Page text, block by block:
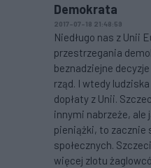
Demokrata
2017-07-18 21:48:59
Niedługo nas z Unii
przestrzegania
beznadziejne
rząd. I wtedy
dopłaty z Unii.
innymi nabrzeże, ale
pieniążki, to zacznie
społecznych.
więcej zlotu